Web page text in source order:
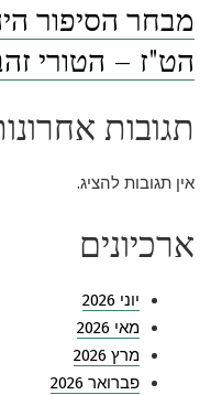
מבחר הסיפור
הט"ז – הטורי
תגובות
אין תגובות להציג.
ארכיונים
יוני 2026
מאי 2026
מרץ 2026
פברואר 2026